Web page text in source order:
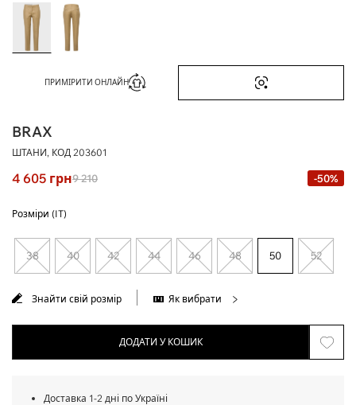
ПРИМІРИТИ ОНЛАЙН
BRAX
ШТАНИ, КОД 203601
4 605 грн9 210 -50%
Розміри (IT)
38 40 42 44 46 48 50 52
Знайти свій розмір Як вибрати
ДОДАТИ У КОШИК
Доставка 1-2 дні по Україні